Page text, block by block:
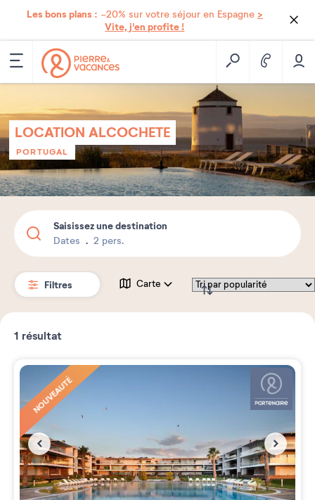
Les bons plans : -20% sur votre séjour en Espagne >
Vite, j'en profite !
LOCATION ALCOCHETE
PORTUGAL
Saisissez une destination
Dates 2 pers.
Filtres Carte
1 résultat
NOUVEAUTÉ